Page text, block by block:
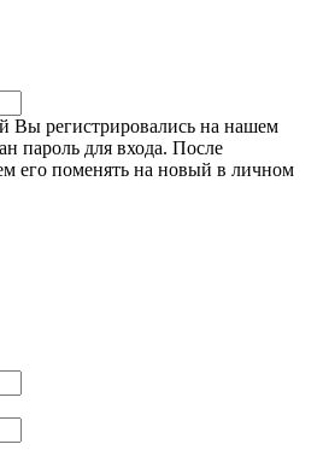
Вы регистрировались на нашем
пароль для входа. После
его поменять на новый в личном